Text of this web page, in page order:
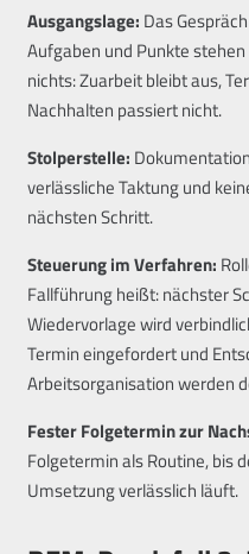
Ausgangslage: Das
Aufgaben und Punkte
nichts: Zuarbeit bleibt aus,
Nachhalten passiert nicht.
Stolperstelle:
verlässliche Taktung und
nächsten Schritt.
Steuerung im Verfahren:
Fallführung heißt: nächster
Wiedervorlage wird
Termin eingefordert und
Arbeitsorganisation werden
Fester Folgetermin zur
Folgetermin als Routine, bis
Umsetzung verlässlich läuft.